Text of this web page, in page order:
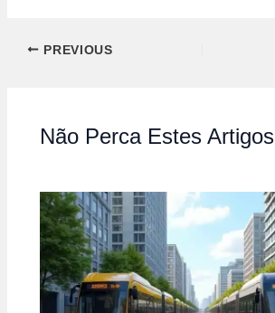
PREVIOUS
Não Perca Estes Artigos